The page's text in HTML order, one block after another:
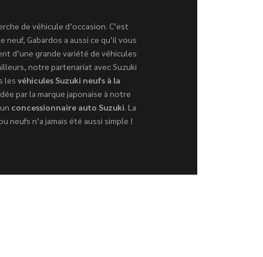
de véhicule d’occasion. C’est
Gabardos a aussi ce qu’il vous
d’une grande variété de véhicules
notre partenariat avec Suzuki
les véhicules Suzuki neufs à la
par la marque japonaise à notre
concessionnaire auto Suzuki. La
neufs n’a jamais été aussi simple !